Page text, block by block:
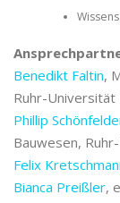
Benedikt Faltin,
Ruhr-Universität
Phillip
Bauwesen,
Felix
Bianca Preißler,